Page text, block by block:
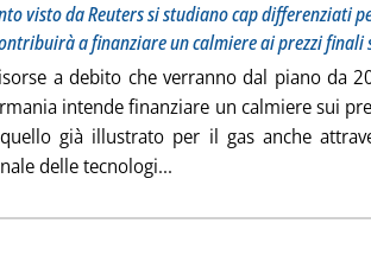
visto da Reuters si studiano cap differenziati
a finanziare un calmiere ai prezzi finali
a debito che verranno dal piano da
intende finanziare un calmiere sui
già illustrato per il gas anche
delle tecnologi...